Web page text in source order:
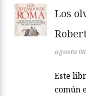
Los
agosto
Este
común